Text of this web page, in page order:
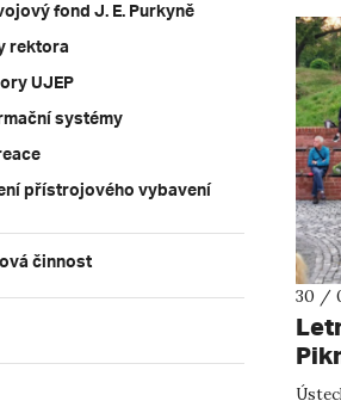
fond J. E. Purkyně
rektora
UJEP
systémy
přístrojového vybavení
činnost
30 /